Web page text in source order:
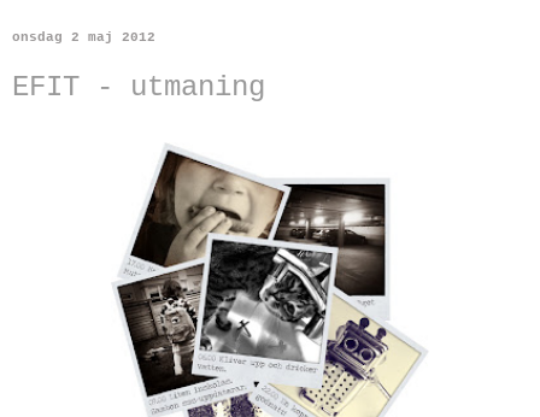
onsdag 2 maj 2012
EFIT - utmaning